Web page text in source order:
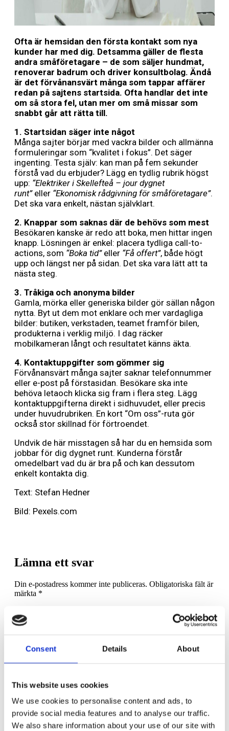
Consent Details About
This website uses cookies
We use cookies to personalise content and ads, to
provide social media features and to analyse our traffic.
We also share information about your use of our site with
Ofta är hemsidan den första kontakt som nya
kunder har med dig. Detsamma gäller de flesta
andra småföretagare – de som säljer hundmat,
renoverar badrum och driver konsultbolag. Ändå
är det förvånansvärt många som tappar affärer
redan på sajtens startsida. Ofta handlar det inte
om så stora fel, utan mer om små missar som
snabbt går att rätta till.
1. Startsidan säger inte något
Många sajter börjar med vackra bilder och allmänna
formuleringar som “kvalitet i fokus”. Det säger
ingenting. Testa själv: kan man på fem sekunder
förstå vad du erbjuder? Lägg en tydlig rubrik högst
upp: “Elektriker i Skellefteå – jour dygnet
runt”eller “Ekonomisk rådgivning för småföretagare”.
Det ska vara enkelt, nästan självklart.
2. Knappar som saknas där de behövs som mest
Besökaren kanske är redo att boka, men hittar ingen
knapp. Lösningen är enkel: placera tydliga call-to-
actions, som “Boka tid”eller “Få offert”, både högt
upp och längst ner på sidan. Det ska vara lätt att ta
nästa steg.
3. Tråkiga och anonyma bilder
Gamla, mörka eller generiska bilder gör sällan någon
nytta. Byt ut dem mot enklare och mer vardagliga
bilder: butiken, verkstaden, teamet framför bilen,
produkterna i verklig miljö. I dag räcker
mobilkameran långt och resultatet känns äkta.
4. Kontaktuppgifter som gömmer sig
Förvånansvärt många sajter saknar telefonnummer
eller e-post på förstasidan. Besökare ska inte
behöva letaoch klicka sig fram i flera steg. Lägg
kontaktuppgifterna direkt i sidhuvudet, eller precis
under huvudrubriken. En kort “Om oss”-ruta gör
också stor skillnad för förtroendet.
Undvik de här misstagen så har du en hemsida som
jobbar för dig dygnet runt. Kunderna förstår
omedelbart vad du är bra på och kan dessutom
enkelt kontakta dig.
Text: Stefan Hedner
Bild: Pexels.com
Lämna ett svar
Din e-postadress kommer inte publiceras. Obligatoriska fält är
märkta *
E-postadress*